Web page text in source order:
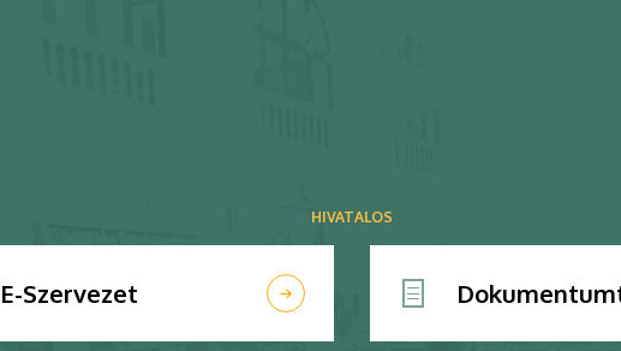
HIVATALOS
E-Szervezet